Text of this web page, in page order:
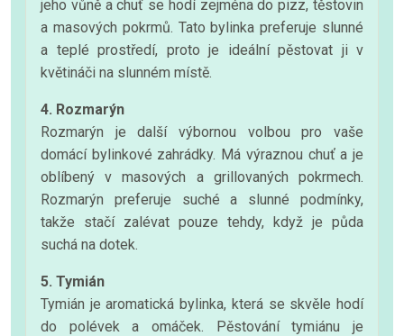
jeho vůně a chuť se hodí zejména do pizz, těstovin
a masových pokrmů. Tato bylinka preferuje slunné
a teplé prostředí, proto je ideální pěstovat ji v
květináči na slunném místě.
4. Rozmarýn
Rozmarýn je další výbornou volbou pro vaše
domácí bylinkové zahrádky. Má výraznou chuť a je
oblíbený v masových a grillovaných pokrmech.
Rozmarýn preferuje suché a slunné podmínky,
takže stačí zalévat pouze tehdy, když je půda
suchá na dotek.
5. Tymián
Tymián je aromatická bylinka, která se skvěle hodí
do polévek a omáček. Pěstování tymiánu je